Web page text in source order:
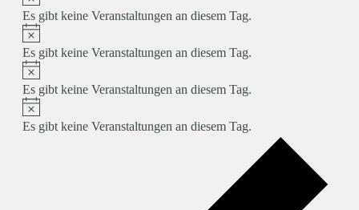
Es gibt keine Veranstaltungen an diesem Tag.
Hinweis
Es gibt keine Veranstaltungen an diesem Tag.
Hinweis
Es gibt keine Veranstaltungen an diesem Tag.
Hinweis
Es gibt keine Veranstaltungen an diesem Tag.